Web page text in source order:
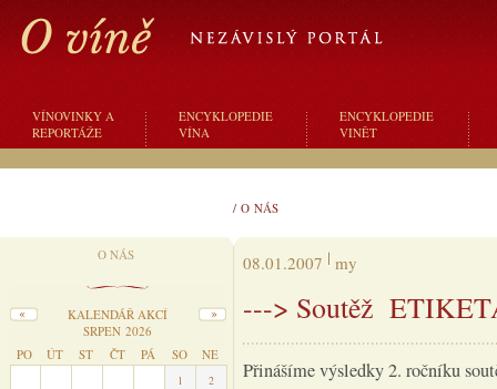
VÍNOVINKY A
REPORTÁŽE
ENCYKLOPEDIE
VÍNA
ENCYKLOPEDIE
VINĚT
/ O NÁS
O NÁS
KALENDÁŘ AKCÍ
SRPEN 2026
PO
ÚT ST ČT PÁ SO NE
1
2
08.01.2007 my
---> Soutěž
Přinášíme výsledky 2. ročníku